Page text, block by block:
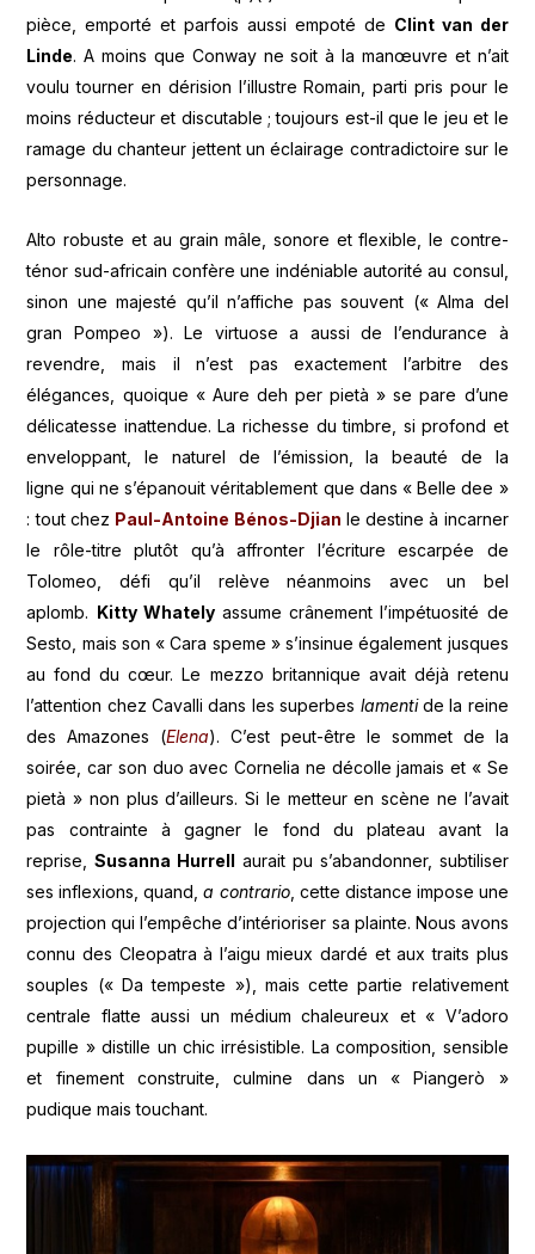
pièce, emporté et parfois aussi empoté de Clint van der
Linde. A moins que Conway ne soit à la manœuvre et n’ait
voulu tourner en dérision l’illustre Romain, parti pris pour le
moins réducteur et discutable ; toujours est-il que le jeu et le
ramage du chanteur jettent un éclairage contradictoire sur le
personnage.
Alto robuste et au grain mâle, sonore et flexible, le contre-
ténor sud-africain confère une indéniable autorité au consul,
sinon une majesté qu’il n’affiche pas souvent (« Alma del
gran Pompeo »). Le virtuose a aussi de l’endurance à
revendre, mais il n’est pas exactement l’arbitre des
élégances, quoique « Aure deh per pietà » se pare d’une
délicatesse inattendue. La richesse du timbre, si profond et
enveloppant, le naturel de l’émission, la beauté de la
ligne qui ne s’épanouit véritablement que dans « Belle dee »
: tout chez Paul-Antoine Bénos-Djian le destine à incarner
le rôle-titre plutôt qu’à affronter l’écriture escarpée de
Tolomeo, défi qu’il relève néanmoins avec un bel
aplomb.
Kitty Whately assume crânement l’impétuosité de
Sesto, mais son « Cara speme » s’insinue également jusques
au fond du cœur. Le mezzo britannique avait déjà retenu
l’attention chez Cavalli dans les superbes lamentide la reine
des Amazones (Elena). C’est peut-être le sommet de la
soirée, car son duo avec Cornelia ne décolle jamais et « Se
pietà » non plus d’ailleurs. Si le metteur en scène ne l’avait
pas contrainte à gagner le fond du plateau avant la
reprise,Susanna Hurrell aurait pu s’abandonner, subtiliser
ses inflexions, quand,a contrario, cette distance impose une
projection qui l’empêche d’intérioriser sa plainte. Nous avons
connu des Cleopatra à l’aigu mieux dardé et aux traits plus
souples (« Da tempeste »), mais cette partie relativement
centrale flatte aussi un médium chaleureux et « V’adoro
pupille » distille un chic irrésistible. La composition, sensible
et finement construite, culmine dans un « Piangerò »
pudique mais touchant.